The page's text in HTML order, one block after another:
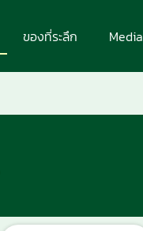
ของที่ระลึก Media